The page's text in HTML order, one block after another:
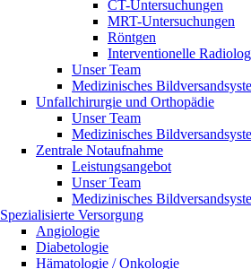
CT-Untersuchungen
MRT-Untersuchungen
Röntgen
Interventionelle
Unser Team
Medizinisches
Unfallchirurgie und Orthopädie
Unser Team
Medizinisches
Zentrale Notaufnahme
Leistungsangebot
Unser Team
Medizinisches
Spezialisierte Versorgung
Angiologie
Diabetologie
Hämatologie / Onkologie